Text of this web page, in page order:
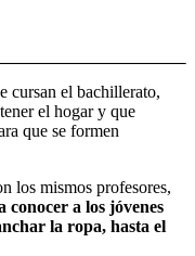
cursan el bachillerato,
el hogar y que
que se formen
los mismos profesores,
conocer a los jóvenes
la ropa, hasta el